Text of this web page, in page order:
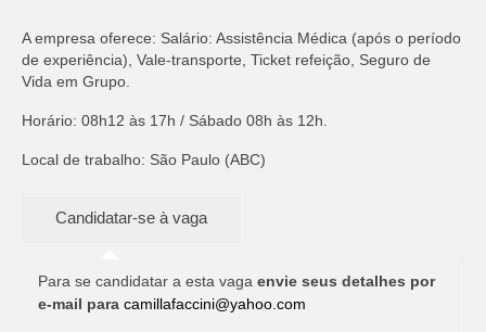
A empresa oferece: Salário: Assistência Médica (após o período
de experiência), Vale-transporte, Ticket refeição, Seguro de
Vida em Grupo.
Horário: 08h12 às 17h / Sábado 08h às 12h.
Local de trabalho: São Paulo (ABC)
Para se candidatar a esta vaga envie seus detalhes por
e-mail para camillafaccini@yahoo.com